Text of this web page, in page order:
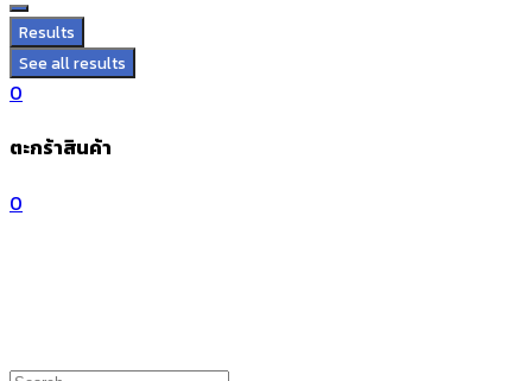
Results
See all results
0
ตะกร้าสินค้า
0